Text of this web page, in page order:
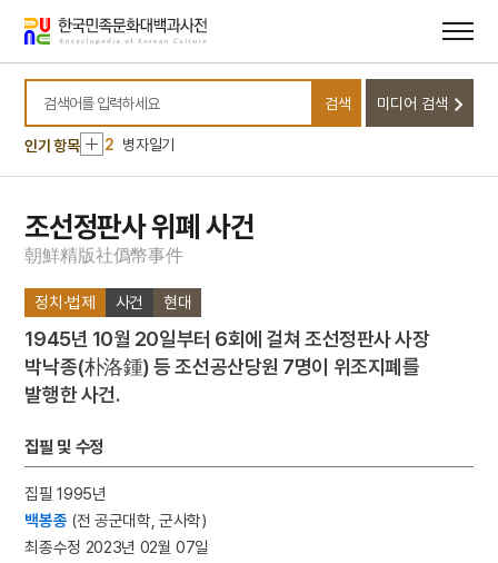
바로가기
바로가기
검색어를 입력하세요
검색 미디어 검색
인기 항목
10 안동초등학교
1 강릉김씨 족보
2 병자일기
3 고향
4
국민교육헌장
5 국화 옆에서
동명성왕
8 비담의 난
9
성석린
3 고향
4 국민교육헌장
조선정판사 위폐 사건
朝鮮精版社僞幣事件
정치·법제 사건 현대
1945년 10월 20일부터 6회에 걸쳐 조선정판사 사장
박낙종(朴洛鍾) 등 조선공산당원 7명이 위조지폐를
발행한 사건.
집필 및 수정
집필 1995년
백봉종 (전 공군대학, 군사학)
최종수정 2023년 02월 07일